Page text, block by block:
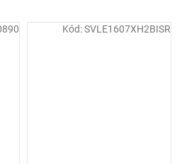
Kód:SVLE1607XH2BISR